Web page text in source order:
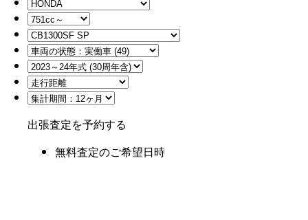
出張査定を予約する
無料査定のご希望日時